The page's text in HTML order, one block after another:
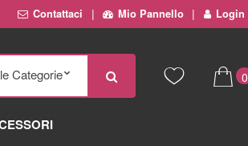
Contattaci Mio Pannello Login
0